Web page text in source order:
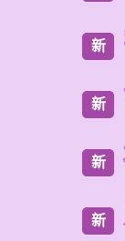
新
新
新
新